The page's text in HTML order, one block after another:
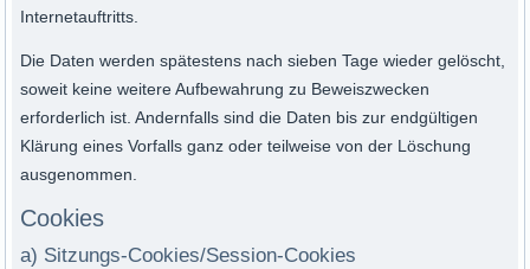
Internetauftritts.
Die Daten werden spätestens nach sieben Tage wieder gelöscht,
soweit keine weitere Aufbewahrung zu Beweiszwecken
erforderlich ist. Andernfalls sind die Daten bis zur endgültigen
Klärung eines Vorfalls ganz oder teilweise von der Löschung
ausgenommen.
Cookies
a) Sitzungs-Cookies/Session-Cookies